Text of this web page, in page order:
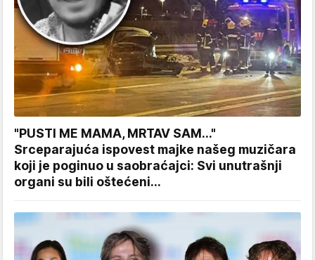
"PUSTI ME MAMA, MRTAV SAM..."
Srceparajuća ispovest majke našeg muzičara
koji je poginuo u saobraćajci: Svi unutrašnji
organi su bili oštećeni...